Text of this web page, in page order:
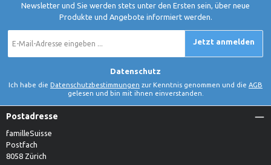
Newsletter und Sie werden stets unter den Ersten sein, über neue
Produkte und Angebote informiert werden.
Mail-
Jetzt anmelden
Datenschutz
Ich habe die Datenschutzbestimmungen zur Kenntnis genommen und die AGB
gelesen und bin mit ihnen einverstanden.
Postadresse
familleSuisse
Postfach
8058 Zürich